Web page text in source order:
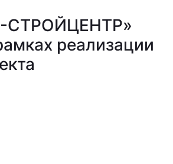
СТРОЙЦЕНТР»
реализации